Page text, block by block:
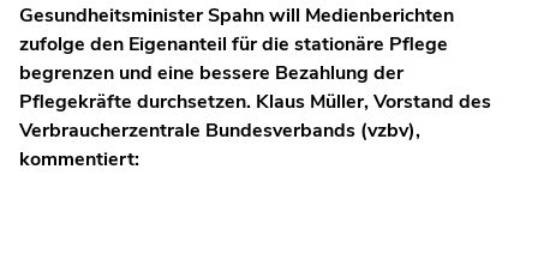
Gesundheitsminister Spahn will Medienberichten
zufolge den Eigenanteil für die stationäre Pflege
begrenzen und eine bessere Bezahlung der
Pflegekräfte durchsetzen. Klaus Müller, Vorstand des
Verbraucherzentrale Bundesverbands (vzbv),
kommentiert: